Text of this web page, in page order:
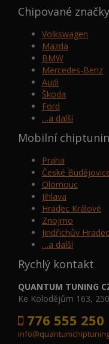
Chipované značky
Volkswagen
Mazda
BMW
Mercedes-Benz
Audi
Škoda
Ford
…a další
Mobilní
Praha
České
Olomouc
Jihlava
Hradec Králové
Znojmo
Jindřichův Hradec
…a další
Rychlý kontakt
QUANTUM TUNING
Ke Kolodějům 163,
776 555 250